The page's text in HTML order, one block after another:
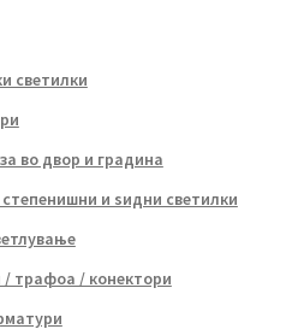
светилки
во двор и градина
и ѕидни светилки
/ трафоа / конектори